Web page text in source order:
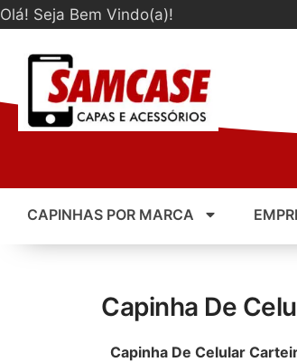
Olá! Seja Bem Vindo(a)!
CAPINHAS POR MARCA
Capinha De
Capinha De Celular